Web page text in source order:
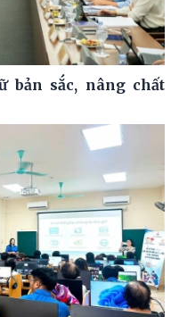
bản sắc, nâng chất